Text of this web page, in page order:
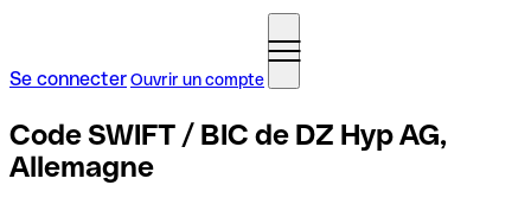
Se connecterOuvrir un compte
Code SWIFT / BIC de DZ Hyp AG,
Allemagne